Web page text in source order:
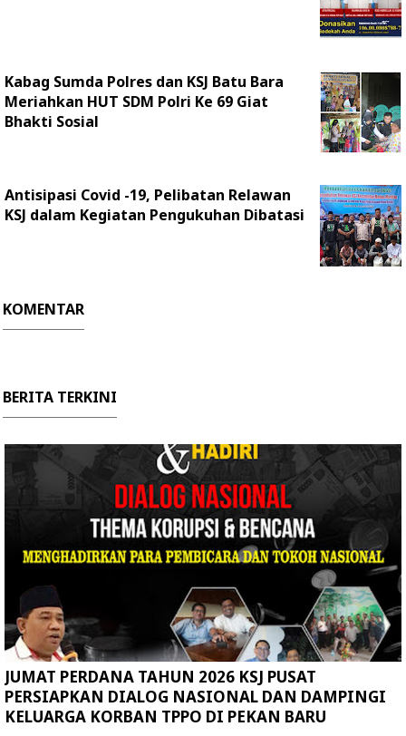
Kabag Sumda Polres dan KSJ Batu Bara
Meriahkan HUT SDM Polri Ke 69 Giat
Bhakti Sosial
Antisipasi Covid -19, Pelibatan Relawan
KSJ dalam Kegiatan Pengukuhan Dibatasi
KOMENTAR
BERITA TERKINI
JUMAT PERDANA TAHUN 2026 KSJ PUSAT
PERSIAPKAN DIALOG NASIONAL DAN DAMPINGI
KELUARGA KORBAN TPPO DI PEKAN BARU